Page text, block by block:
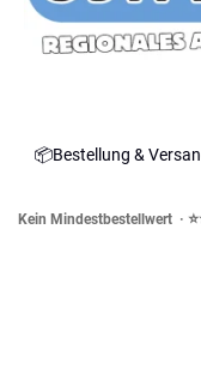
📦Bestellung &
Kein Mindestbestellwert ·